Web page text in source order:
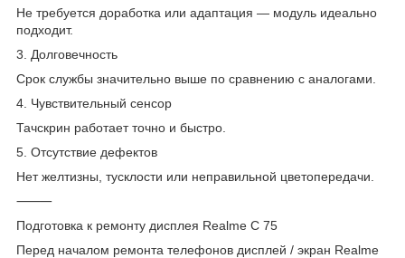
Не требуется доработка или адаптация — модуль идеально
подходит.
3. Долговечность
Срок службы значительно выше по сравнению с аналогами.
4. Чувствительный сенсор
Тачскрин работает точно и быстро.
5. Отсутствие дефектов
Нет желтизны, тусклости или неправильной цветопередачи.
⸻
Подготовка к ремонту дисплея Realme C 75
Перед началом ремонта телефонов дисплей / экран Realme